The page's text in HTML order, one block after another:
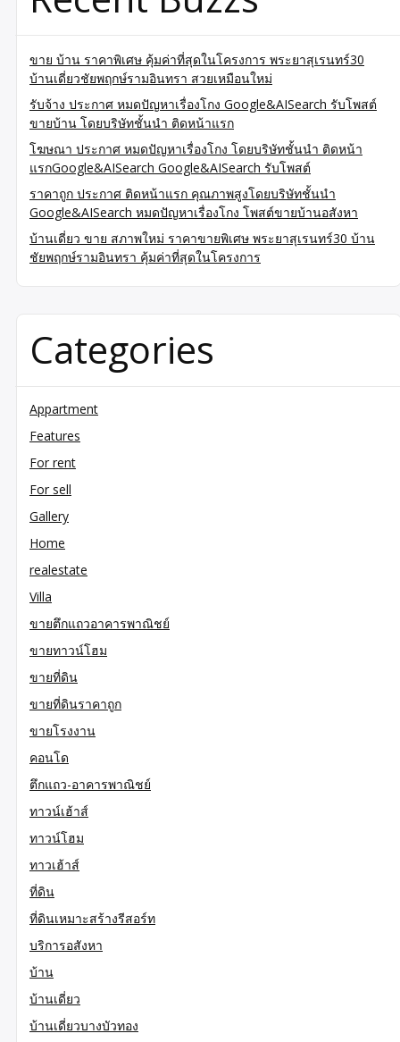
ขาย บ้าน ราคาพิเศษ คุ้มค่าที่สุดในโครงการ พระยาสุเรนทร์30
บ้านเดี่ยวชัยพฤกษ์รามอินทรา สวยเหมือนใหม่
รับจ้าง ประกาศ หมดปัญหาเรื่องโกง Google&AISearch รับโพสต์
ขายบ้าน โดยบริษัทชั้นนำ ติดหน้าแรก
โฆษณา ประกาศ หมดปัญหาเรื่องโกง โดยบริษัทชั้นนำ ติดหน้า
แรกGoogle&AISearch Google&AISearch รับโพสต์
ราคาถูก ประกาศ ติดหน้าแรก คุณภาพสูงโดยบริษัทชั้นนำ
Google&AISearch หมดปัญหาเรื่องโกง โพสต์ขายบ้านอสังหา
บ้านเดี่ยว ขาย สภาพใหม่ ราคาขายพิเศษ พระยาสุเรนทร์30 บ้าน
ชัยพฤกษ์รามอินทรา คุ้มค่าที่สุดในโครงการ
Categories
Appartment
Features
For rent
For sell
Gallery
Home
realestate
Villa
ขายตึกแถวอาคารพาณิชย์
ขายทาวน์โฮม
ขายที่ดิน
ขายที่ดินราคาถูก
ขายโรงงาน
คอนโด
ตึกแถว-อาคารพาณิชย์
ทาวน์เฮ้าส์
ทาวน์โฮม
ทาวเฮ้าส์
ที่ดิน
ที่ดินเหมาะสร้างรีสอร์ท
บริการอสังหา
บ้าน
บ้านเดี่ยว
บ้านเดี่ยวบางบัวทอง